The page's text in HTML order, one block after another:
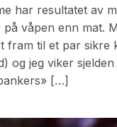
har resultatet av
våpen enn mat.
fram til et par sikre
og jeg viker
[…]